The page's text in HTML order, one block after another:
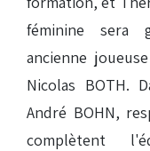
féminine sera
ancienne
Nicolas BOTH.
André BOHN,
complètent